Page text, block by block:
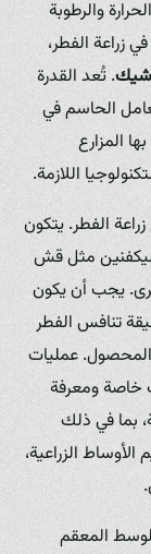
والرطوبة
زراعة الفطر،
. تُعد القدرة
الحاسم في
المزارع
اللازمة.
الفطر. يتكون
مثل قش
يجب أن يكون
تنافس الفطر
عمليات
خاصة ومعرفة
بما في ذلك
الزراعية،
المعقم